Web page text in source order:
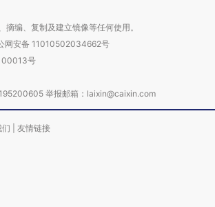
编、复制及建立镜像等任何使用。
网安备 11010502034662号
号
举报邮箱：laixin@caixin.com
友情链接